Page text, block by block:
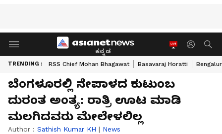
ಕನ್ನಡ
TRENDING : RSS Chief Mohan Bhagawat Basavaraj Horatti
ಬೆಂಗಳೂರಲ್ಲಿ ನೇಪಾಳದ ಕುಟುಂಬ
ದುರಂತ ಅಂತ್ಯ: ರಾತ್ರಿ ಊಟ ಮಾಡಿ
ಮಲಗಿದವರು ಮೇಲೇಳಲಿಲ್ಲ
Author : Sathish Kumar KH | News